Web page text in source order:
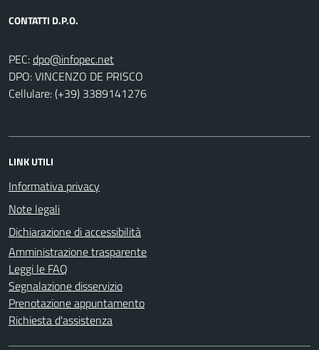
CONTATTI D.P.O.
PEC:
DPO: VINCENZO DE PRISCO
Cellulare: (+39) 3389141276
LINK UTILI
Informativa privacy
Note legali
Dichiarazione di accessibilità
Amministrazione trasparente
Leggi le FAQ
Segnalazione disservizio
Prenotazione appuntamento
Richiesta d'assistenza